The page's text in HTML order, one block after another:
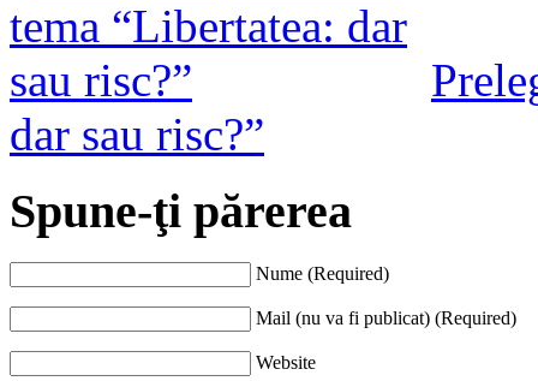
dar sau risc?”
Spune-ţi părerea
Nume (Required)
Mail (nu va fi publicat) (Required)
Website